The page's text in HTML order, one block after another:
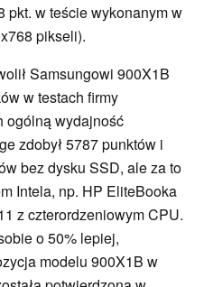
pkt. w teście wykonanym w
pikseli).
Samsungowi 900X1B
w testach firmy
ogólną wydajność
zdobył 5787 punktów i
bez dysku SSD, ale za to
Intela, np. HP EliteBooka
z czterordzeniowym CPU.
o 50% lepiej,
modelu 900X1B w